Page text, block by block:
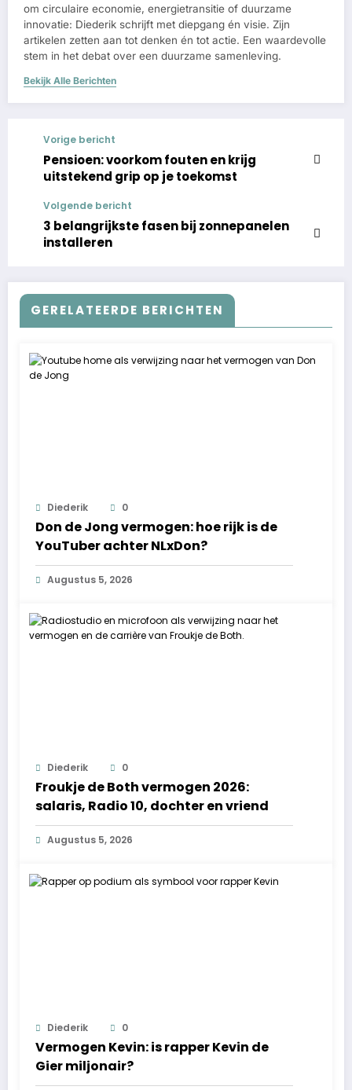
om circulaire economie, energietransitie of duurzame
innovatie: Diederik schrijft met diepgang én visie. Zijn
artikelen zetten aan tot denken én tot actie. Een waardevolle
stem in het debat over een duurzame samenleving.
Bekijk Alle Berichten
Vorige bericht
Pensioen: voorkom fouten en krijg
uitstekend grip op je toekomst
Volgende bericht
3 belangrijkste fasen bij zonnepanelen
installeren
GERELATEERDE BERICHTEN
Diederik 0
Don de Jong vermogen: hoe rijk is de
YouTuber achter NLxDon?
Augustus 5, 2026
Diederik 0
Froukje de Both vermogen 2026:
salaris, Radio 10, dochter en vriend
Augustus 5, 2026
Diederik 0
Vermogen Kevin: is rapper Kevin de
Gier miljonair?